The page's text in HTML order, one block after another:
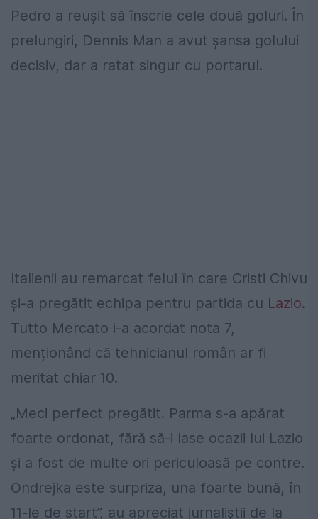
Pedro a reușit să înscrie cele două goluri. În
prelungiri, Dennis Man a avut șansa golului
decisiv, dar a ratat singur cu portarul.
Italienii au remarcat felul în care Cristi Chivu
și-a pregătit echipa pentru partida cu Lazio.
Tutto Mercato i-a acordat nota 7,
menționând că tehnicianul român ar fi
meritat chiar 10.
„Meci perfect pregătit. Parma s-a apărat
foarte ordonat, fără să-i lase ocazii lui Lazio
și a fost de multe ori periculoasă pe contre.
Ondrejka este surpriza, una foarte bună, în
11-le de start”, au apreciat jurnaliștii de la